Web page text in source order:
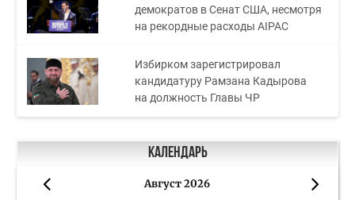
демократов в Сенат США, несмотря
на рекордные расходы AIPAC
Избирком зарегистрировал
кандидатуру Рамзана Кадырова
на должность Главы ЧР
Календарь
Август 2026